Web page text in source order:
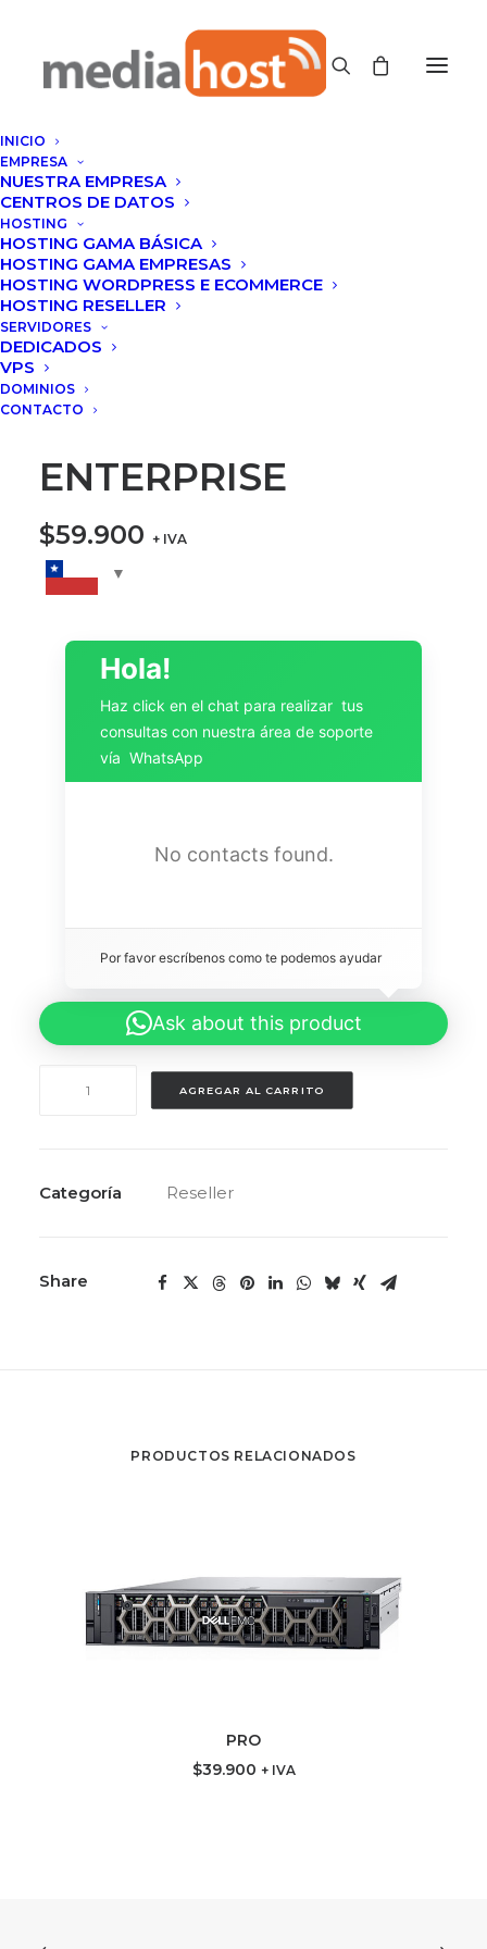
INICIO
EMPRESA
NUESTRA EMPRESA
CENTROS DE DATOS
HOSTING
HOSTING GAMA BÁSICA
HOSTING GAMA EMPRESAS
HOSTING WORDPRESS E ECOMMERCE
HOSTING RESELLER
SERVIDORES
DEDICADOS
VPS
DOMINIOS
CONTACTO
ENTERPRISE
$59.900 + IVA
Hola!
Haz click en el chat para realizar tus
consultas con nuestra área de soporte
vía WhatsApp
No contacts found.
Por favor escríbenos como te podemos ayudar
Ask about this product
AGREGAR AL CARRITO
Categoría Reseller
Share
PRODUCTOS RELACIONADOS
PRO
$39.900 + IVA